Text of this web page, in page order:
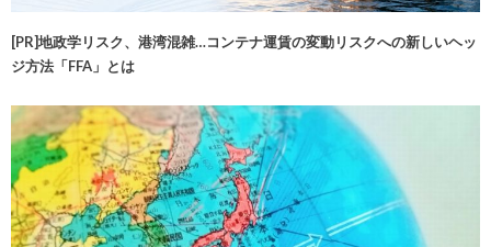
[PR]地政学リスク、港湾混雑…コンテナ運賃の変動リスクへの新しいヘッ
ジ方法「FFA」とは